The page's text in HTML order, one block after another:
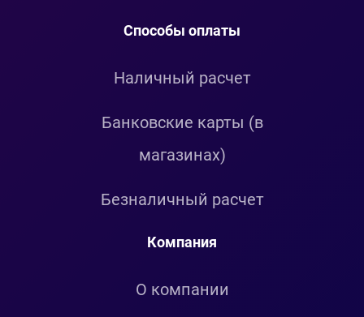
Способы оплаты
Наличный расчет
Банковские карты (в
магазинах)
Безналичный расчет
Компания
О компании